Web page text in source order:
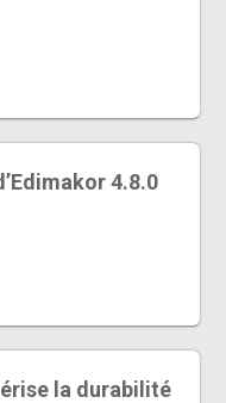
4.8.0
la durabilité